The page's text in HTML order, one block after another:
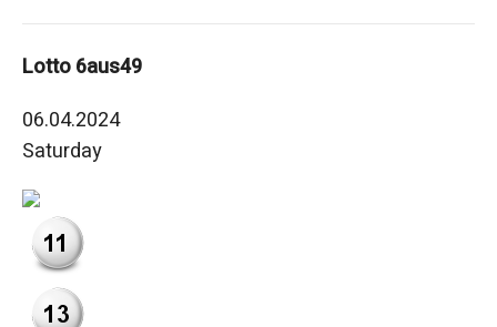
Lotto 6aus49
06.04.2024
Saturday